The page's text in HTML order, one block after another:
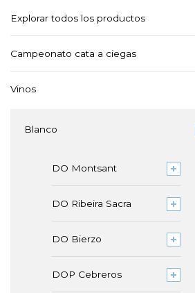
Explorar todos los productos
Campeonato cata a ciegas
Vinos
Blanco
DO Montsant
DO Ribeira Sacra
DO Bierzo
DOP Cebreros